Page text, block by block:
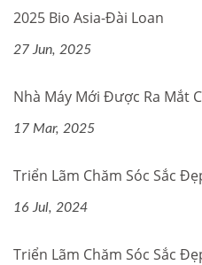
2025 Bio Asia-Đài Loan
27 Jun, 2025
Nhà Máy Mới Được Ra Mắt
17 Mar, 2025
Triển Lãm Chăm Sóc Sắc
16 Jul, 2024
Triển Lãm Chăm Sóc Sắc